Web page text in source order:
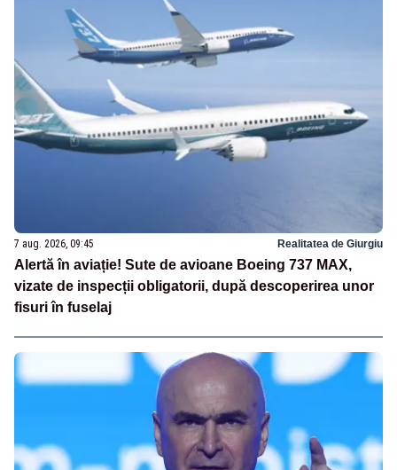
7 aug. 2026, 09:45 Realitatea de Giurgiu
Alertă în aviație! Sute de avioane Boeing 737 MAX,
vizate de inspecții obligatorii, după descoperirea unor
fisuri în fuselaj